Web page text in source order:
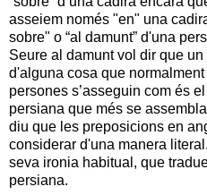
asseiem només "en" una
sobre" o “al damunt” d'una
Seure al damunt vol dir que
d'alguna cosa que
persones s’asseguin com és
persiana que més se
diu que les preposicions en
considerar d'una manera
seva ironia habitual, que
persiana.